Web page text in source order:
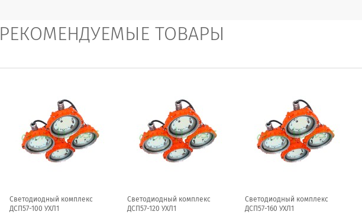
РЕКОМЕНДУЕМЫЕ ТОВАРЫ
Светодиодный комплекс
ДСП57-100 УХЛ1
Светодиодный комплекс
ДСП57-120 УХЛ1
Светодиодный комплекс
ДСП57-160 УХЛ1